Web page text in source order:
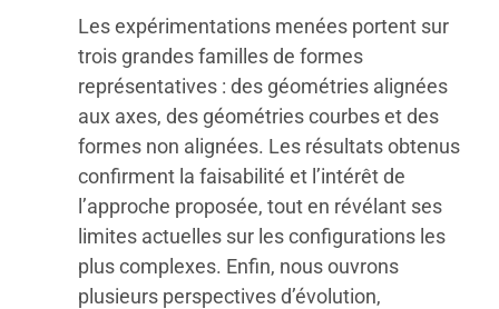
Les expérimentations menées portent sur
trois grandes familles de formes
représentatives : des géométries alignées
aux axes, des géométries courbes et des
formes non alignées. Les résultats obtenus
confirment la faisabilité et l’intérêt de
l’approche proposée, tout en révélant ses
limites actuelles sur les configurations les
plus complexes. Enfin, nous ouvrons
plusieurs perspectives d’évolution,